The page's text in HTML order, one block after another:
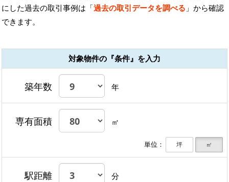
にした過去の取引事例は「過去の取引データを調べる 」から確認
できます。
対象物件の『条件』を入力
築年数 年
専有面積 ㎡
単位： 坪 ㎡
駅距離 分